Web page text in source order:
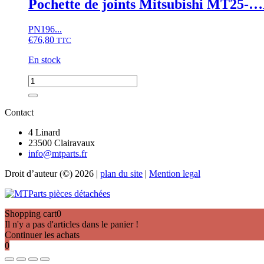
Mitsubishi
Pochette de joints Mitsubishi MT25-
PN196...
€76,80 TTC
En stock
quantité
de
Pochette
de
Mitsubishi
MT25-...MT27,MT30,MT33
Contact
4 Linard
23500 Clairavaux
info@mtparts.fr
Droit d’auteur (©) 2026 | plan du site | Mention legal
Shopping cart0
Il n'y a pas d'articles dans le panier !
Continuer les achats
0